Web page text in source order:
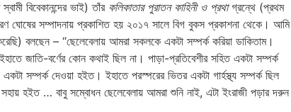
বিবেকানন্দের ভাই) তাঁর কলিকাতার পুরাতন কাহিনী ও প্রথাগ্রন্থে (প্রথম
ঘোষের সম্পাদনায় প্রকাশিত হয় ২০১৭ সালে বিগ বুকস প্রকাশনা থেকে। আমি
বলছেন – “ছেলেবেলায় আমরা সকলকে একটা সম্পর্ক করিয়া ডাকিতাম।
জাতি-বর্ণের কোন কথাই ছিল না। পাড়া-প্রতিবেশীর সহিত একটা সম্পর্ক
সম্পর্ক দেওয়া হইত। ইহাতে পরস্পরের ভিতর একটা গার্হস্থ্য সম্পর্ক ছিল
হইত … বাবু সম্বোধন ছেলেবেলায় আমরা শুনি নাই, এটা ইংরাজী পড়ার দরুন